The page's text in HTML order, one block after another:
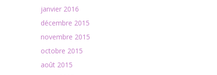
janvier 2016
décembre 2015
novembre 2015
octobre 2015
août 2015